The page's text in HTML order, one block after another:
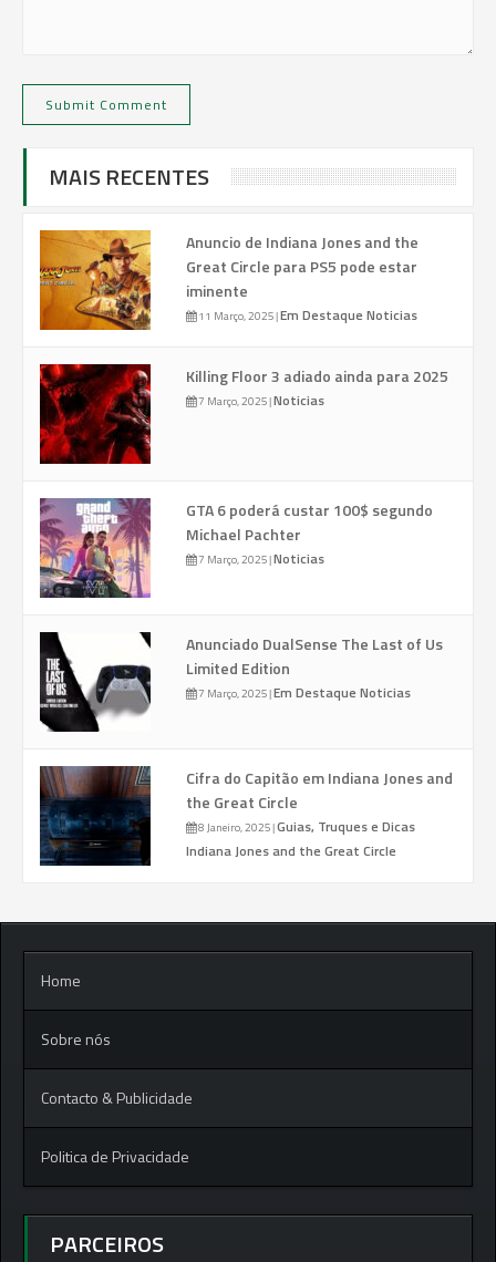
MAIS RECENTES
Anuncio de Indiana Jones and the
Great Circle para PS5 pode estar
iminente
11 Março, 2025|Em Destaque Noticias
Killing Floor 3 adiado ainda para 2025
7 Março, 2025|Noticias
GTA 6 poderá custar 100$ segundo
Michael Pachter
7 Março, 2025|Noticias
Anunciado DualSense The Last of Us
Limited Edition
7 Março, 2025|Em Destaque Noticias
Cifra do Capitão em Indiana Jones and
the Great Circle
8 Janeiro, 2025|Guias, Truques e Dicas
Indiana Jones and the Great Circle
Home
Sobre nós
Contacto & Publicidade
Politica de Privacidade
PARCEIROS